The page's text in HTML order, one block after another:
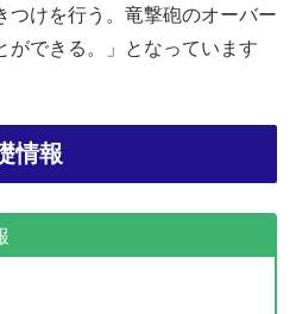
つけを行う。竜撃砲のオーバー
ができる。」となっています
情報